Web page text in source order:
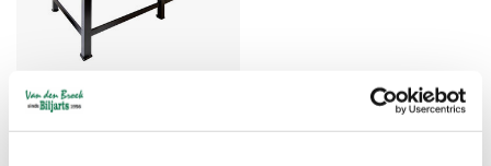
Tafeltennistafel